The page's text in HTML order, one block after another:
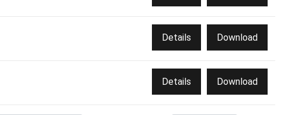
Download
Details
Download
Details